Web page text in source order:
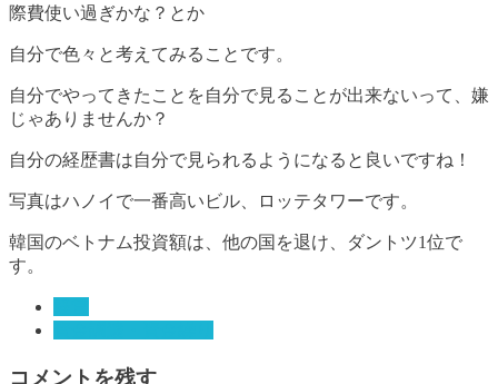
際費使い過ぎかな？とか
自分で色々と考えてみることです。
自分でやってきたことを自分で見ることが出来ないって、嫌
じゃありませんか？
自分の経歴書は自分で見られるようになると良いですね！
写真はハノイで一番高いビル、ロッテタワーです。
韓国のベトナム投資額は、他の国を退け、ダントツ1位で
す。
コメントを残す